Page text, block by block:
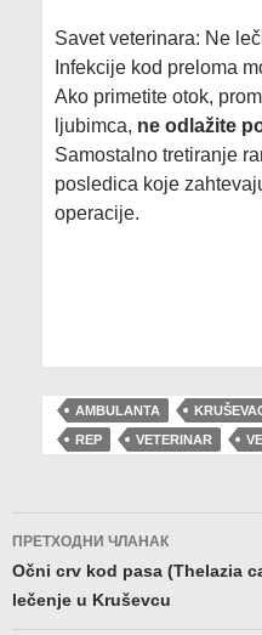
Savet veterinara: Ne
Infekcije kod preloma
Ako primetite otok,
ljubimca, ne odlažite
Samostalno tretiranje
posledica koje
operacije.
AMBULANTA
REP
VETERINAR
Кретање
чланака
ПРЕТХОДНИ ЧЛАНАК
Očni crv kod pasa (Thelazia
lečenje u Kruševcu